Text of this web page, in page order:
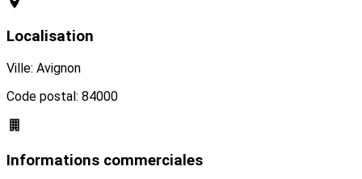
Localisation
Ville: Avignon
Code postal: 84000
Informations commerciales